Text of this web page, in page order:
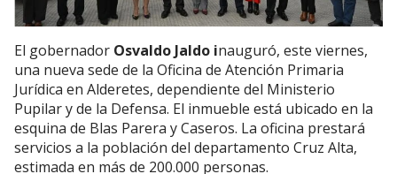
El gobernador Osvaldo Jaldo inauguró, este viernes,
una nueva sede de la Oficina de Atención Primaria
Jurídica en Alderetes, dependiente del Ministerio
Pupilar y de la Defensa. El inmueble está ubicado en la
esquina de Blas Parera y Caseros. La oficina prestará
servicios a la población del departamento Cruz Alta,
estimada en más de 200.000 personas.